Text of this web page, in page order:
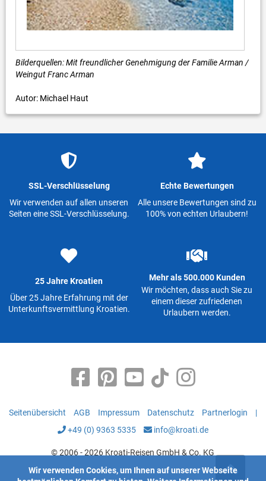
Bilderquellen: Mit freundlicher Genehmigung der Familie Arman /
Weingut Franc Arman
Autor: Michael Haut
SSL-Verschlüsselung
Wir verwenden auf allen unseren
Seiten eine SSL-Verschlüsselung.
Echte Bewertungen
Alle unsere Bewertungen sind zu
100% von echten Urlaubern!
25 Jahre Kroatien
Über 25 Jahre Erfahrung mit der
Unterkunftsvermittlung Kroatien.
Mehr als 500.000 Kunden
Wir möchten, dass auch Sie zu
einem dieser zufriedenen
Urlaubern werden.
Seitenübersicht AGB Impressum Datenschutz Partnerlogin
|
+49 (0) 9363 5335
info@kroati.de
© 2006 - 2026 Kroati-Reisen GmbH & Co. KG
Wir verwenden Cookies, um Ihnen auf unserer Webseite